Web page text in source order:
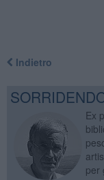
Indietro
Ex
per